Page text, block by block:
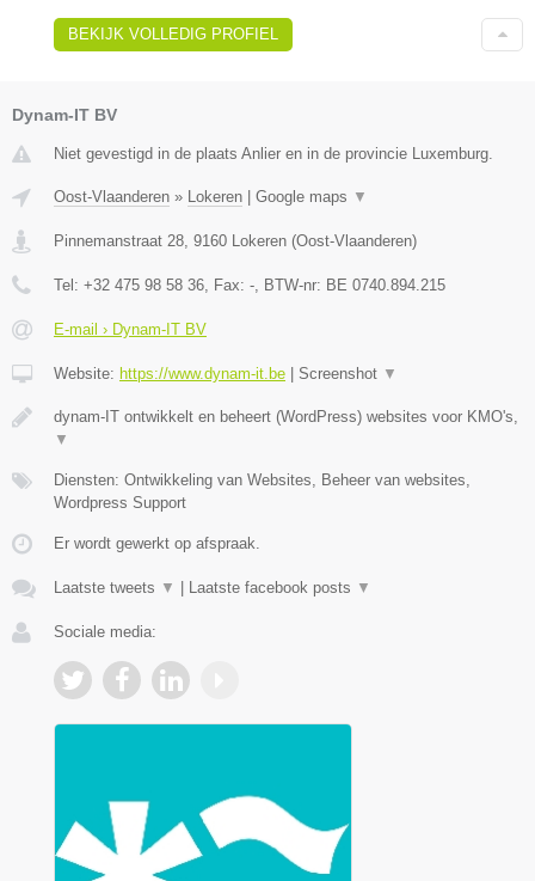
BEKIJK VOLLEDIG PROFIEL
Dynam-IT BV
Niet gevestigd in de plaats Anlier en in de provincie Luxemburg.
Oost-Vlaanderen » Lokeren Google maps ▼
Pinnemanstraat 28, 9160 Lokeren (Oost-Vlaanderen)
Tel: +32 475 98 58 36, Fax: -, BTW-nr: BE 0740.894.215
E-mail › Dynam-IT BV
Website: https://www.dynam-it.be Screenshot ▼
dynam-IT ontwikkelt en beheert (WordPress) websites voor KMO's,
▼
Diensten: Ontwikkeling van Websites, Beheer van websites,
Wordpress Support
Er wordt gewerkt op afspraak.
Laatste tweets ▼ Laatste facebook posts ▼
Sociale media: